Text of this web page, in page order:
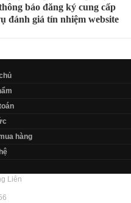
báo đăng ký cung cấp
đánh giá tín nhiệm website
hàng
Liên